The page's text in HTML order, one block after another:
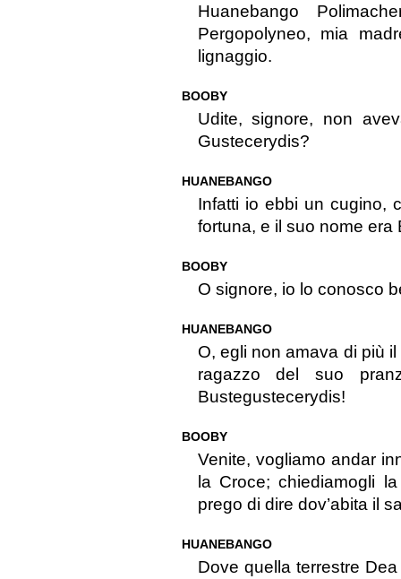
Huanebango
Pergopolyneo, mia
lignaggio.
BOOBY
Udite, signore, non
Gustecerydis?
HUANEBANGO
Infatti io ebbi un cugino,
fortuna, e il suo nome era
BOOBY
O signore, io lo conosco
HUANEBANGO
O, egli non amava di più
ragazzo del suo
Bustegustecerydis!
BOOBY
Venite, vogliamo andar
la Croce; chiediamogli
prego di dire dov’abita il
HUANEBANGO
Dove quella terrestre